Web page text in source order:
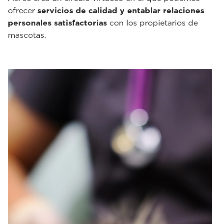
ofrecer servicios de calidad y entablar relaciones
personales satisfactorias con los propietarios de
mascotas.